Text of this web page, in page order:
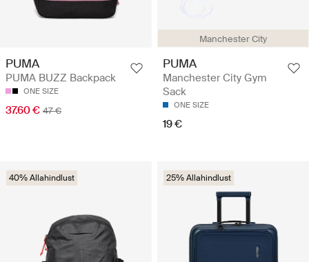
PUMA
PUMA BUZZ Backpack
ONE SIZE
37.60 € 47 €
Manchester City
PUMA
Manchester City Gym
Sack
ONE SIZE
19 €
40% Allahindlust 25% Allahindlust